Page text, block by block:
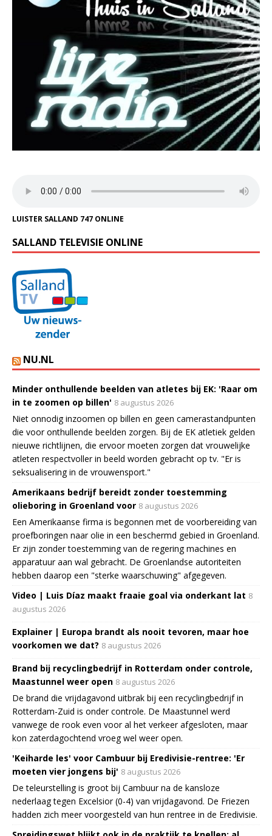
LUISTER SALLAND 747 ONLINE
SALLAND TELEVISIE ONLINE
NU.NL
Minder onthullende beelden van atletes bij EK: 'Raar om
in te zoomen op billen' 8 augustus 2026
Niet onnodig inzoomen op billen en geen camerastandpunten
die voor onthullende beelden zorgen. Bij de EK atletiek gelden
nieuwe richtlijnen, die ervoor moeten zorgen dat vrouwelijke
atleten respectvoller in beeld worden gebracht op tv. "Er is
seksualisering in de vrouwensport."
Amerikaans bedrijf bereidt zonder toestemming
olieboring in Groenland voor 8 augustus 2026
Een Amerikaanse firma is begonnen met de voorbereiding van
proefboringen naar olie in een beschermd gebied in Groenland.
Er zijn zonder toestemming van de regering machines en
apparatuur aan wal gebracht. De Groenlandse autoriteiten
hebben daarop een "sterke waarschuwing" afgegeven.
Video | Luis Díaz maakt fraaie goal via onderkant lat 8
augustus 2026
Explainer | Europa brandt als nooit tevoren, maar hoe
voorkomen we dat? 8 augustus 2026
Brand bij recyclingbedrijf in Rotterdam onder controle,
Maastunnel weer open 8 augustus 2026
De brand die vrijdagavond uitbrak bij een recyclingbedrijf in
Rotterdam-Zuid is onder controle. De Maastunnel werd
vanwege de rook even voor al het verkeer afgesloten, maar
kon zaterdagochtend vroeg wel weer open.
'Keiharde les' voor Cambuur bij Eredivisie-rentree: 'Er
moeten vier jongens bij' 8 augustus 2026
De teleurstelling is groot bij Cambuur na de kansloze
nederlaag tegen Excelsior (0-4) van vrijdagavond. De Friezen
hadden zich meer voorgesteld van hun rentree in de Eredivisie.